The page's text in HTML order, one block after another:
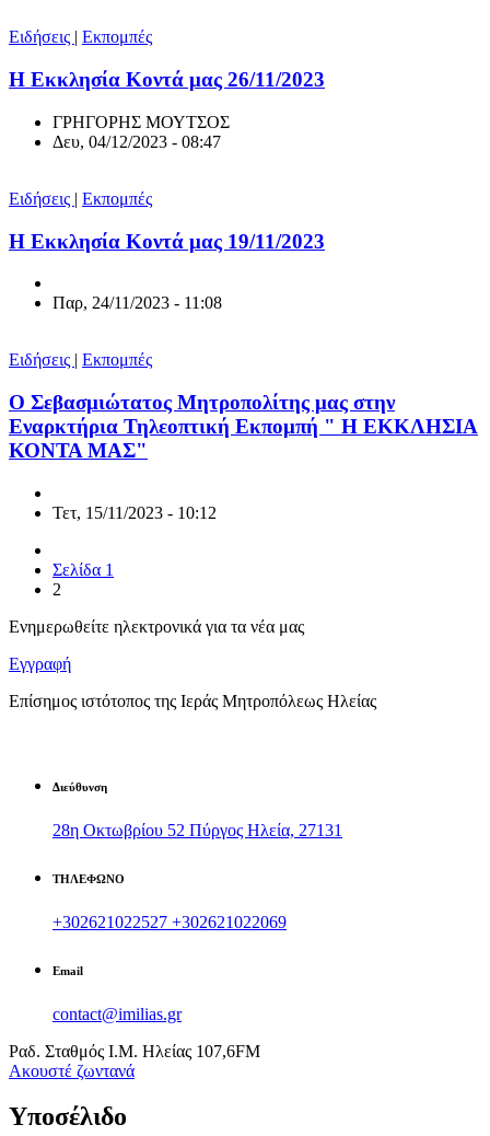
Ειδήσεις | Εκπομπές
Η Εκκλησία Κοντά μας 26/11/2023
ΓΡΗΓΟΡΗΣ ΜΟΥΤΣΟΣ
Δευ, 04/12/2023 - 08:47
Ειδήσεις | Εκπομπές
Η Εκκλησία Κοντά μας 19/11/2023
Παρ, 24/11/2023 - 11:08
Ειδήσεις | Εκπομπές
Ο Σεβασμιώτατος Μητροπολίτης μας στην
Εναρκτήρια Τηλεοπτική Εκπομπή " Η ΕΚΚΛΗΣΙΑ
ΚΟΝΤΑ ΜΑΣ"
Τετ, 15/11/2023 - 10:12
Σελίδα 1
2
Ενημερωθείτε ηλεκτρονικά για τα νέα μας
Εγγραφή
Επίσημος ιστότοπος της Ιεράς Μητροπόλεως Ηλείας
Διεύθυνση
28η Οκτωβρίου 52 Πύργος Ηλεία, 27131
ΤΗΛΕΦΩΝΟ
+302621022527 +302621022069
Email
contact@imilias.gr
Ραδ. Σταθμός Ι.Μ. Ηλείας 107,6FM
Aκουστέ ζωντανά
Υποσέλιδο